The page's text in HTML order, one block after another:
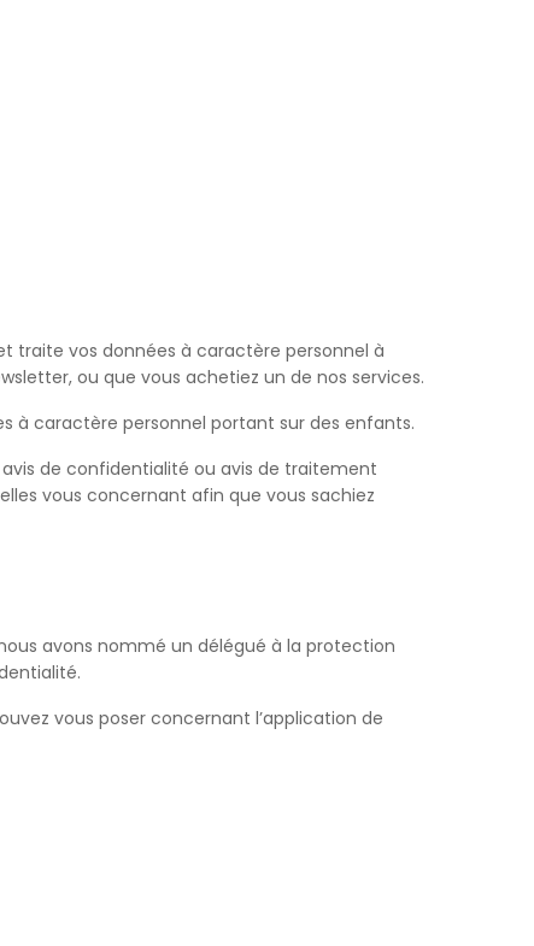
traite vos données à caractère personnel à
ou que vous achetiez un de nos services.
à caractère personnel portant sur des enfants.
de confidentialité ou avis de traitement
vous concernant afin que vous sachiez
avons nommé un délégué à la protection
vous poser concernant l’application de